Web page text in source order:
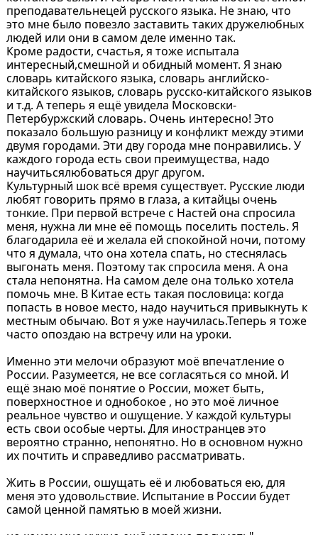
преподавательнецей русского языка. Не знаю, что
это мне было повезло заставить таких дружелюбных
людей или они в самом деле именно так.
Кроме радости, счастья, я тоже испытала
интересный,смешной и обидный момент. Я знаю
словарь китайского языка, словарь английско-
китайского языков, словарь русско-китайского языков
и т.д. А теперь я ещё увидела Московски-
Петербуржский словарь. Очень интересно! Это
показало большую разницу и конфликт между этими
двумя городами. Эти дву города мне понравились. У
каждого города есть свои преимущества, надо
научитьсялюбоваться друг другом.
Культурный шок всё время существует. Русские люди
любят говорить прямо в глаза, а китайцы очень
тонкие. При первой встрече с Настей она спросила
меня, нужна ли мне её помощь поселить постель. Я
благодарила её и желала ей спокойной ночи, потому
что я думала, что она хотела спать, но стеснялась
выгонать меня. Поэтому так спросила меня. А она
стала непонятна. На самом деле она только хотела
помочь мне. В Китае есть такая пословица: когда
попасть в новое место, надо научиться привыкнуть к
местным обычаю. Вот я уже научилась.Теперь я тоже
часто опоздаю на встречу или на уроки.
Именно эти мелочи образуют моё впечатление о
России. Разумеется, не все согласяться со мной. И
ещё знаю моё понятие о России, может быть,
поверхностное и однобокое , но это моё личное
реальное чувство и ошущение. У каждой культуры
есть свои особые черты. Для иностранцев это
вероятно странно, непонятно. Но в основном нужно
их почтить и справедливо рассматривать.
Жить в России, ошущать её и любоваться ею, для
меня это удовольствие. Испытание в России будет
самой ценной памятью в моей жизни.